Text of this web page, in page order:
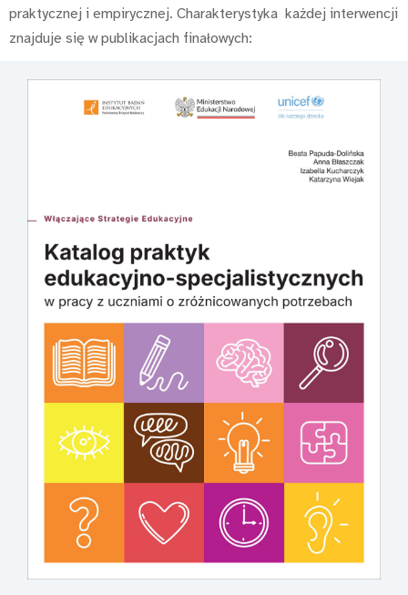
praktycznej i empirycznej. Charakterystyka każdej interwencji
znajduje się w publikacjach finałowych: